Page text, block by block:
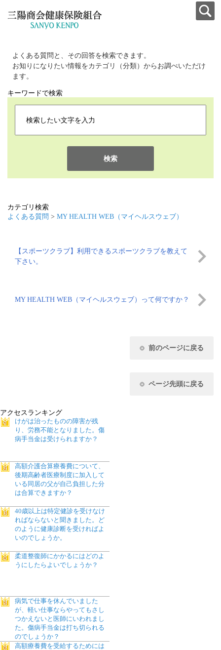
よくある質問と、その回答を検索できます。
お知りになりたい情報をカテゴリ（分類）からお調べいただけ
ます。
キーワードで検索
検索
カテゴリ検索
よくある質問 > MY HEALTH WEB（マイヘルスウェブ）
【スポーツクラブ】利用できるスポーツクラブを教えて
下さい。
MY HEALTH WEB（マイヘルスウェブ）って何ですか？
前のページに戻る
ページ先頭に戻る
アクセスランキング
けがは治ったものの障害が残
り、労務不能となりました。傷
病手当金は受けられますか？
高額介護合算療養費について、
後期高齢者医療制度に加入して
いる同居の父が自己負担した分
は合算できますか？
40歳以上は特定健診を受けなけ
ればならないと聞きました。ど
のように健康診断を受ければよ
いのでしょうか。
柔道整復師にかかるにはどのよ
うにしたらよいでしょうか？
病気で仕事を休んでいました
が、軽い仕事ならやってもさし
つかえないと医師にいわれまし
た。傷病手当金は打ち切られる
のでしょうか？
高額療養費を受給するためには